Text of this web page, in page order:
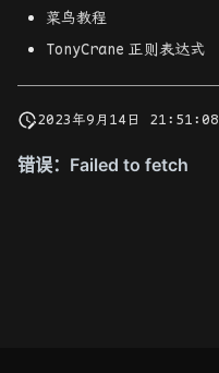
菜鸟教程
TonyCrane 正则表达式
2023年9月14日 21:51:08